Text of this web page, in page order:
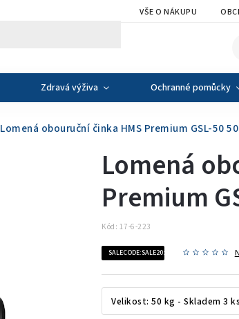
VŠE O NÁKUPU
Zdravá výživa Ochranné pomůcky
Lomená obouruční činka HMS Premium GSL-50
Lomená
Premium
Kód: 17-6-223
SALECODE:SALE20:20:%